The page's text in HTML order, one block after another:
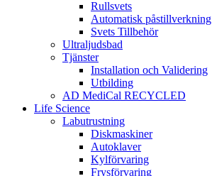
Rullsvets
Automatisk påstillverkning
Svets Tillbehör
Ultraljudsbad
Tjänster
Installation och Validering
Utbilding
AD MediCal RECYCLED
Life Science
Labutrustning
Diskmaskiner
Autoklaver
Kylförvaring
Frysförvaring